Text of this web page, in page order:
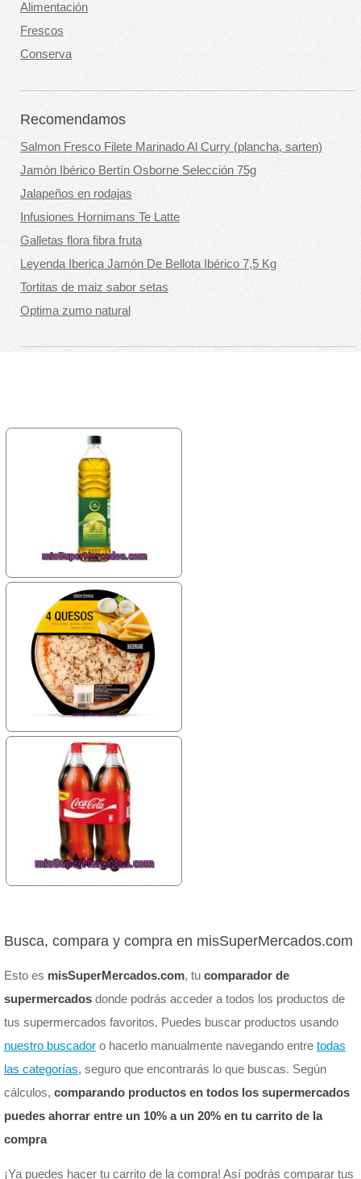
Alimentación
Frescos
Conserva
Recomendamos
Salmon Fresco Filete Marinado Al Curry (plancha, sarten)
Jamón Ibérico Bertín Osborne Selección 75g
Jalapeños en rodajas
Infusiones Hornimans Te Latte
Galletas flora fibra fruta
Leyenda Iberica Jamón De Bellota Ibérico 7,5 Kg
Tortitas de maiz sabor setas
Optima zumo natural
Busca, compara y compra en misSuperMercados.com
Esto es misSuperMercados.com, tu comparador de
supermercados donde podrás acceder a todos los productos de
tus supermercados favoritos. Puedes buscar productos usando
nuestro buscador o hacerlo manualmente navegando entre todas
las categorías, seguro que encontrarás lo que buscas. Según
cálculos, comparando productos en todos los supermercados
puedes ahorrar entre un 10% a un 20% en tu carrito de la
compra
¡Ya puedes hacer tu carrito de la compra! Así podrás comparar tus